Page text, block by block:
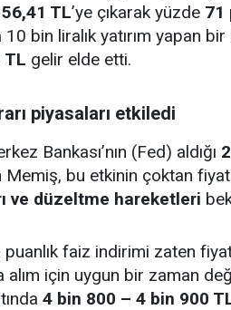
56,41 TL’ye çıkarak yüzde 71
10 bin liralık yatırım yapan bir
TL gelir elde etti.
piyasaları etkiledi
Bankası’nın (Fed) aldığı
bu etkinin çoktan
ve düzeltme hareketleri
faiz indirimi zaten
alım için uygun bir zaman
4 bin 800 – 4 bin 900